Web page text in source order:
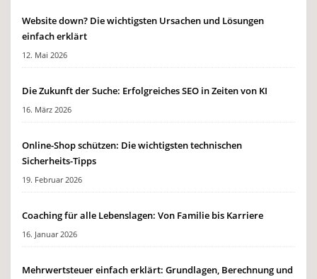
Website down? Die wichtigsten Ursachen und Lösungen
einfach erklärt
12. Mai 2026
Die Zukunft der Suche: Erfolgreiches SEO in Zeiten von KI
16. März 2026
Online-Shop schützen: Die wichtigsten technischen
Sicherheits-Tipps
19. Februar 2026
Coaching für alle Lebenslagen: Von Familie bis Karriere
16. Januar 2026
Mehrwertsteuer einfach erklärt: Grundlagen, Berechnung und